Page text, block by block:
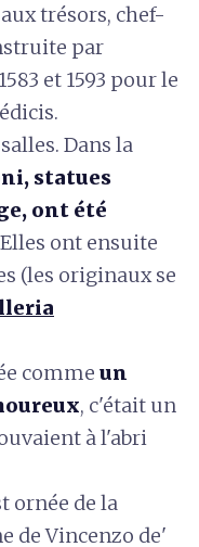
trésors, chef-
par
et 1593 pour le
Dans la
statues
ont été
ont ensuite
(les originaux se
comme un
, c'était un
à l'abri
ornée de la
de Vincenzo de'